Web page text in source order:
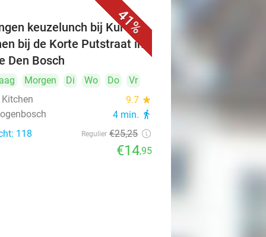
41%
keuzelunch bij Kuro's
bij de Korte Putstraat in
Den Bosch
Morgen Di Wo Do
Vr
Kitchen
9.7 star
4 min. directions_walk
118 Regulier €25,25
€14,95